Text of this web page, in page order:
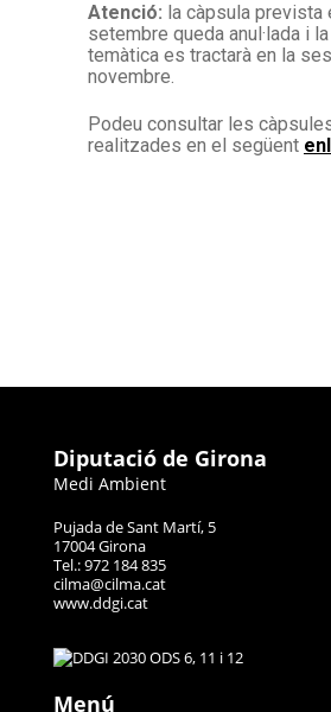
Atenció: la càpsula prevista
setembre queda anul·lada i
temàtica es tractarà en la
novembre.
Podeu consultar les
realitzades en el següent
Diputació de Girona
Medi Ambient
Pujada de Sant Martí, 5
17004 Girona
Tel.: 972 184 835
cilma@cilma.cat
www.ddgi.cat
Menú